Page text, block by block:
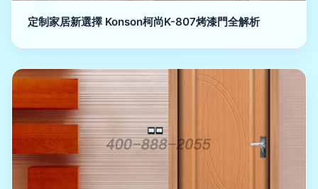
定制家居新選擇 Konson柯尚K-807烤漆門全解析